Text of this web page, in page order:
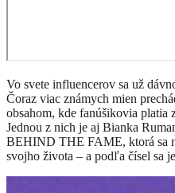
Vo svete influencerov sa už
Čoraz viac známych mien
obsahom, kde fanúšikovia platia
Jednou z nich je aj Bianka
BEHIND THE FAME, ktorá sa
svojho života – a podľa čísel sa